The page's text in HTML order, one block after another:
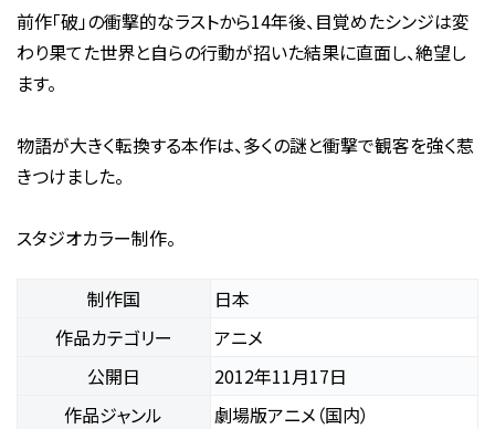
前作「破」の衝撃的なラストから14年後、目覚めたシンジは変
わり果てた世界と自らの行動が招いた結果に直面し、絶望し
ます。
物語が大きく転換する本作は、多くの謎と衝撃で観客を強く惹
きつけました。
スタジオカラー制作。
制作国
日本
作品カテゴリー
アニメ
公開日
2012年11月17日
作品ジャンル
劇場版アニメ（国内）